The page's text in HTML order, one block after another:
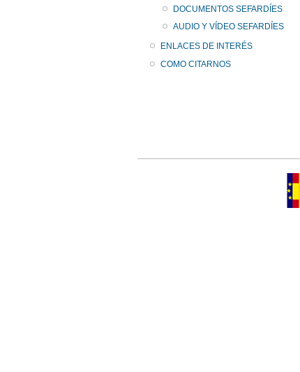
DOCUMENTOS SEFARDÍES
AUDIO Y VÍDEO SEFARDÍES
ENLACES DE INTERÉS
COMO CITARNOS